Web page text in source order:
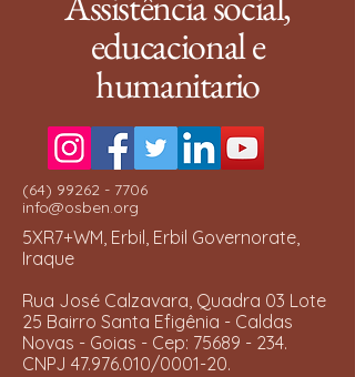
educacional e
humanitario
(64) 99262 - 7706
info@osben.org
5XR7+WM, Erbil, Erbil Governorate,
Iraque
Rua José Calzavara, Quadra 03 Lote
25 Bairro Santa Efigênia - Caldas
Novas - Goias - Cep: 75689 - 234.
CNPJ 47.976.010/0001-20.